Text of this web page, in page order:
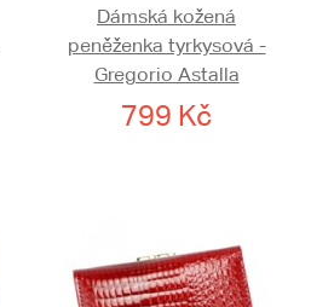
Dámská kožená
peněženka tyrkysová -
Gregorio Astalla
799 Kč